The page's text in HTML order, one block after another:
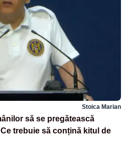
Stoica Marian
să se pregătească
trebuie să conțină kitul de